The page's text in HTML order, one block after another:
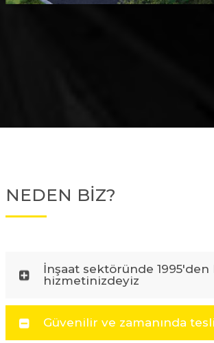
NEDEN BİZ?
İnşaat sektöründe 1995'den
hizmetinizdeyiz
Güvenilir ve zamanında